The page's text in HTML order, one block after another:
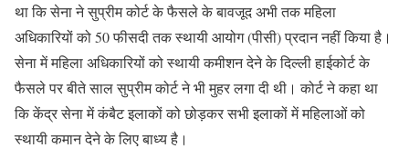
था कि सेना ने सुप्रीम कोर्ट के फैसले के बावजूद अभी तक महिला
अधिकारियों को 50 फीसदी तक स्थायी आयोग (पीसी) प्रदान नहीं किया है।
सेना में महिला अधिकारियों को स्थायी कमीशन देने के दिल्ली हाईकोर्ट के
फैसले पर बीते साल सुप्रीम कोर्ट ने भी मुहर लगा दी थी। कोर्ट ने कहा था
कि केंद्र सेना में कंबैट इलाकों को छोड़कर सभी इलाकों में महिलाओं को
स्थायी कमान देने के लिए बाध्य है।